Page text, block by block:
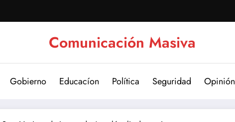
Comunicación Masiva
Gobierno Educacíon Política Seguridad Opinión